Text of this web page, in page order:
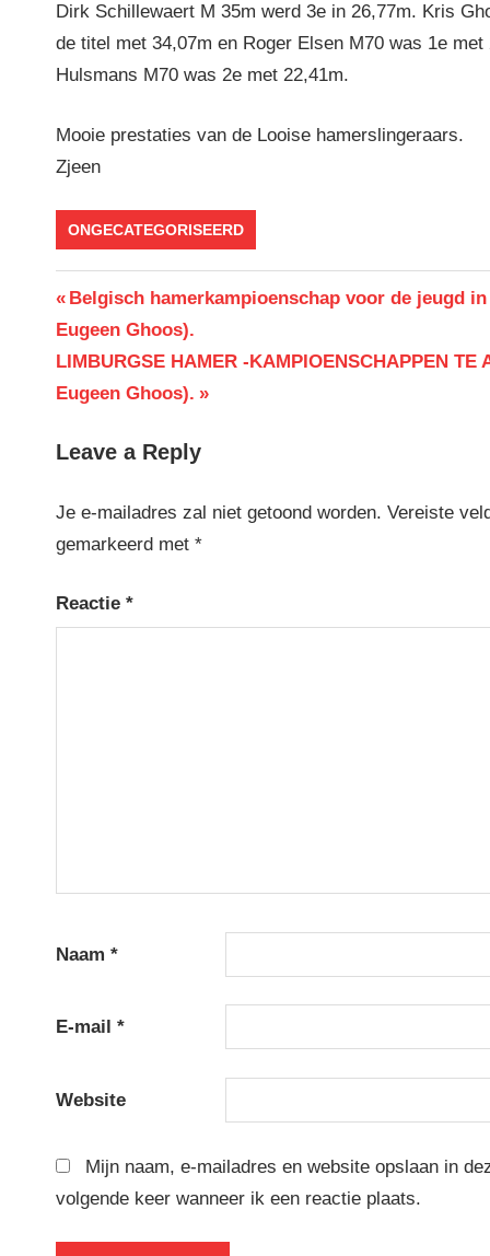
Dirk Schillewaert M 35m werd 3e in 26,77m. Kris
de titel met 34,07m en Roger Elsen M70 was 1e met
Hulsmans M70 was 2e met 22,41m.
Mooie prestaties van de Looise hamerslingeraars.
Zjeen
ONGECATEGORISEERD
Berichtnavigatie
Previous
Post:
Belgisch hamerkampioenschap voor de jeugd
Eugeen Ghoos).
Next
Post:
LIMBURGSE HAMER -KAMPIOENSCHAPPEN TE
Eugeen Ghoos).
Leave a Reply
Je e-mailadres zal niet getoond worden. Vereiste
gemarkeerd met *
Reactie *
Naam *
E-mail *
Website
Mijn naam, e-mailadres en website opslaan in
volgende keer wanneer ik een reactie plaats.